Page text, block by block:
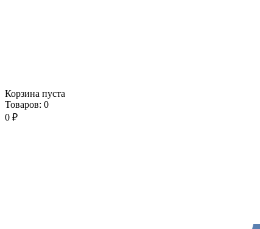
Корзина пуста
Товаров: 0
0 ₽